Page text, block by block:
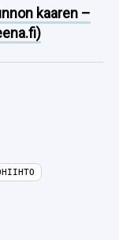
kaaren –